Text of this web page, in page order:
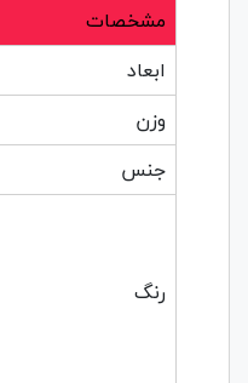
مشخصات
ابعاد
وزن
جنس
رنگ